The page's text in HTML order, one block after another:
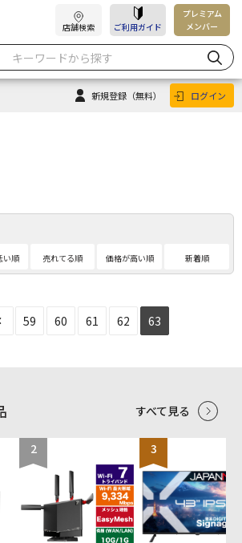
店舗検索 ご利用ガイド
プレミアム
メンバー
新規登録 （無料） ログイン
い順 売れてる順 価格が高い順 新着順
59 60 61 62 63
すべて見る
2 3